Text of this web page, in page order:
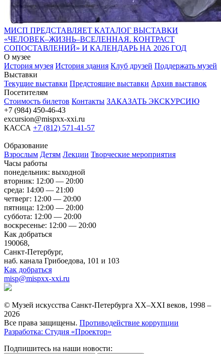
МИСП ПРЕДСТАВЛЯЕТ КАТАЛОГ ВЫСТАВКИ
«ЧЕЛОВЕК–ЖИЗНЬ–ВСЕЛЕННАЯ. КОНТРАСТ
СОПОСТАВЛЕНИЙ» И КАЛЕНДАРЬ НА 2026 ГОД
О музее
История музея История здания Клуб друзей Поддержать музей
Выставки
Текущие выставки Предстоящие выставки Архив выставок
Посетителям
Стоимость билетов Контакты ЗАКАЗАТЬ ЭКСКУРСИЮ
+7 (984) 450-46-43
excursion@mispxx-xxi.ru
КАССА +7 (812) 571-41-57
Образование
Взрослым Детям Лекции Творческие мероприятия
Часы работы
понедельник: выходной
вторник: 12:00 — 20:00
среда: 14:00 — 21:00
четверг: 12:00 — 20:00
пятница: 12:00 — 20:00
суббота: 12:00 — 20:00
воскресенье: 12:00 — 20:00
Как добраться
190068,
Санкт-Петербург,
наб. канала Грибоедова, 101 и 103
Как добраться
misp@mispxx-xxi.ru
© Музей искусства Санкт-Петербурга XX–XXI веков, 1998 –
2026
Все права защищены. Противодействие коррупции
Разработка: Студия «Проектор»
Подпишитесь на наши новости: